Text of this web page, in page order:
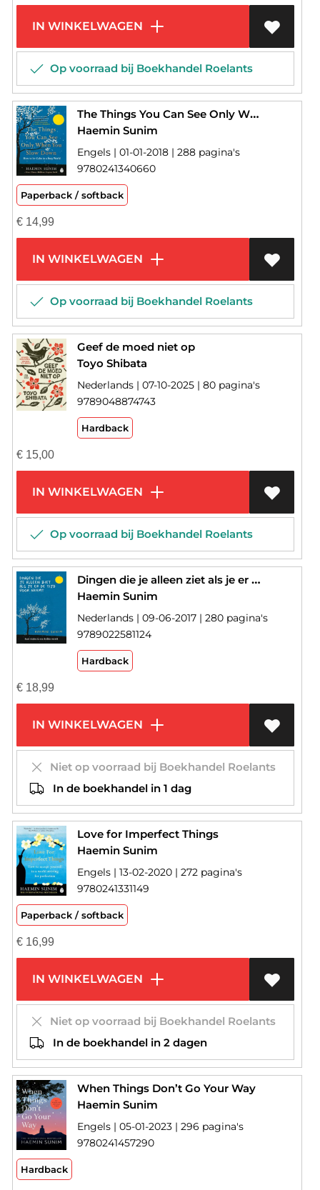
IN WINKELWAGEN
Op voorraad bij Boekhandel Roelants
The Things You Can See Only When You Slow Down
Haemin Sunim
Engels | 01-01-2018 | 288 pagina's
9780241340660
Paperback / softback
€14,99
IN WINKELWAGEN
Op voorraad bij Boekhandel Roelants
Geef de moed niet op
Toyo Shibata
Nederlands | 07-10-2025 | 80 pagina's
9789048874743
Hardback
€15,00
IN WINKELWAGEN
Op voorraad bij Boekhandel Roelants
Dingen die je alleen ziet als je er de tijd voor neemt
Haemin Sunim
Nederlands | 09-06-2017 | 280 pagina's
9789022581124
Hardback
€18,99
IN WINKELWAGEN
Niet op voorraad bij Boekhandel Roelants
In de boekhandel in 1 dag
Love for Imperfect Things
Haemin Sunim
Engels | 13-02-2020 | 272 pagina's
9780241331149
Paperback / softback
€16,99
IN WINKELWAGEN
Niet op voorraad bij Boekhandel Roelants
In de boekhandel in 2 dagen
When Things Don’t Go Your Way
Haemin Sunim
Engels | 05-01-2023 | 296 pagina's
9780241457290
Hardback